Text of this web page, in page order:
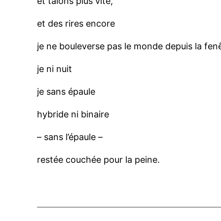
et des rires encore
je ne bouleverse pas le monde depuis la
je ni nuit
je sans épaule
hybride ni binaire
– sans l’épaule –
restée couchée pour la peine.